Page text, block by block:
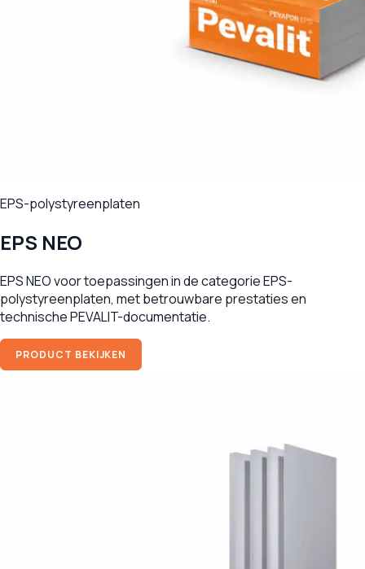
EPS-polystyreenplaten
EPS NEO
EPS NEO voor toepassingen in de categorie EPS-
polystyreenplaten, met betrouwbare prestaties en
technische PEVALIT-documentatie.
PRODUCT BEKIJKEN